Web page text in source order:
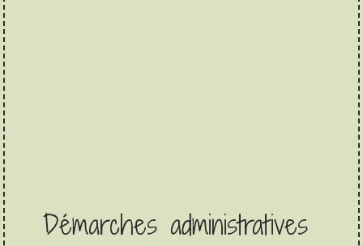
Démarches administratives